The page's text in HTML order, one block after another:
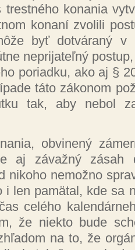
trestného konania
konaní zvolili
byť dotváraný v
neprijateľný
poriadku, ako aj §
táto zákonom
tak, aby nebol
obvinený
aj závažný zásah
nikoho nemožno
i len pamätal, kde sa
celého
že niekto bude
na to, že